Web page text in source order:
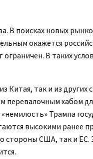
В поисках новых
окажется
В таких
Китая, так и из других
перевалочным хабом
Трампа
высокими ранее
стороны США, так и ЕС.